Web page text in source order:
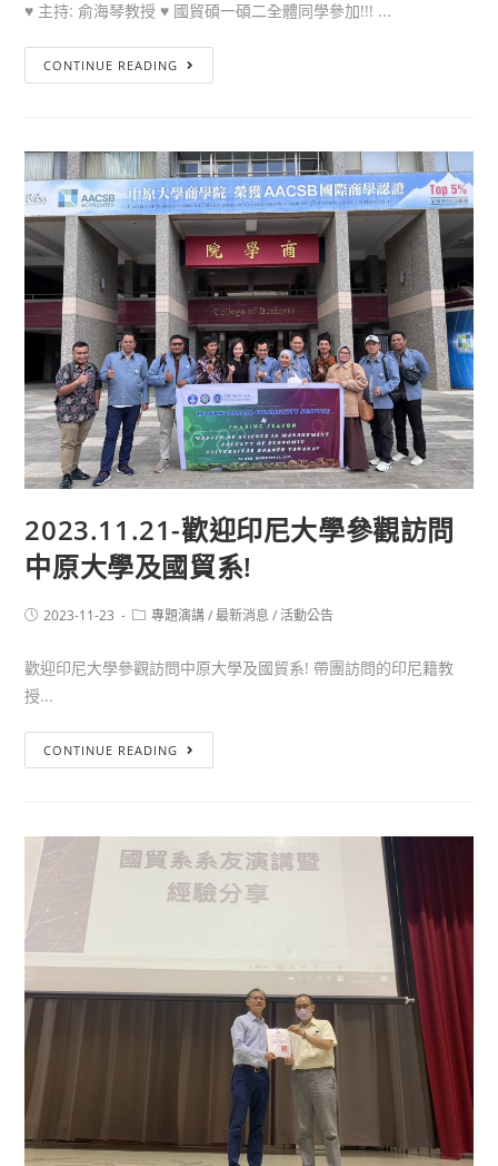
♥ 主持: 俞海琴教授 ♥ 國貿碩一碩二全體同學參加!!! ...
CONTINUE READING
2023.11.21-歡迎印尼大學參觀訪問
中原大學及國貿系!
2023-11-23 專題演講 / 最新消息 / 活動公告
歡迎印尼大學參觀訪問中原大學及國貿系! 帶團訪問的印尼籍教
授...
CONTINUE READING